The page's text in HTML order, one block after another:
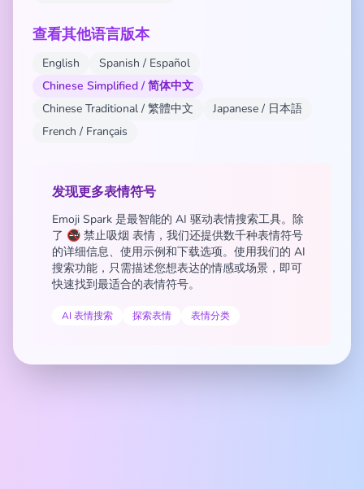
查看其他语言版本
English
Spanish / Español
Chinese Simplified / 简体中文
Chinese Traditional / 繁體中文
Japanese / 日本語
French / Français
发现更多表情符号
Emoji Spark 是最智能的 AI 驱动表情搜索工具。除
了 🚭 禁止吸烟 表情，我们还提供数千种表情符号
的详细信息、使用示例和下载选项。使用我们的 AI
搜索功能，只需描述您想表达的情感或场景，即可
快速找到最适合的表情符号。
AI 表情搜索 探索表情 表情分类